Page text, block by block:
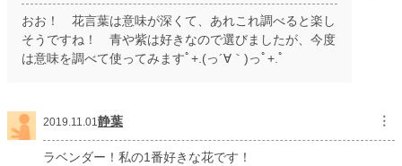
おお！ 花言葉は意味が深くて、あれこれ調べると楽し
そうですね！ 青や紫は好きなので選びましたが、今度
は意味を調べて使ってみますﾟ+.(っ´∀｀)っﾟ+.ﾟ
2019.11.01静葉 ︙
ラベンダー！私の1番好きな花です！